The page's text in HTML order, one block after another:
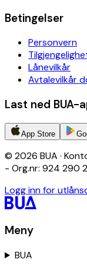
Betingelser
Personvern
Lånevilkår
Avtalevilkår
Last ned BUA-
App Store
© 2026 BUA ·
- Org.nr: 924 290
Logg inn for
Meny
BUA